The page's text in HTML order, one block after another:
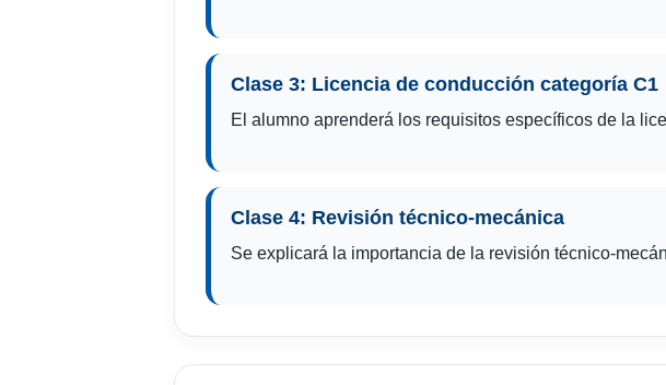
Clase 3: Licencia de conducción categoría C1
El alumno aprenderá los requisitos específicos de la
Clase 4: Revisión técnico-mecánica
Se explicará la importancia de la revisión técnico-